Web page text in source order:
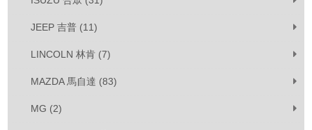
JEEP 吉普 (11)
LINCOLN 林肯 (7)
MAZDA 馬自達 (83)
MG (2)